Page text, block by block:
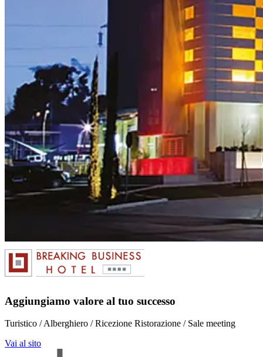
Aggiungiamo valore al tuo successo
Turistico / Alberghiero / Ricezione Ristorazione / Sale meeting
Vai al sito